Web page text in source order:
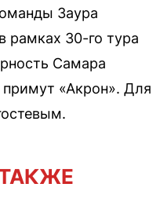
Заура
рамках 30-го тура
Самара
«Акрон». Для